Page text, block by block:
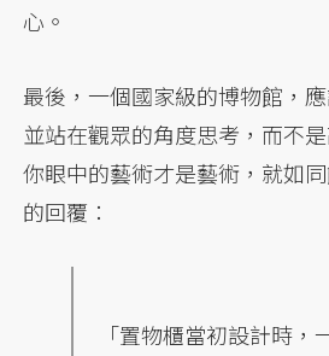
心。
最後，一個國家級的博物館，
並站在觀眾的角度思考，而不
你眼中的藝術才是藝術，就如
的回覆：
「置物櫃當初設計時，